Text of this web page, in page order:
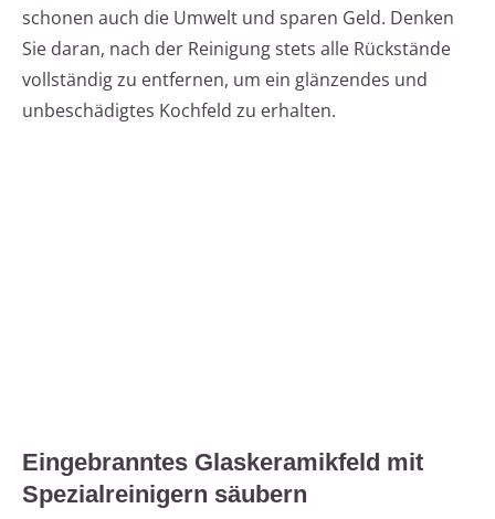
schonen auch die Umwelt und sparen Geld. Denken
Sie daran, nach der Reinigung stets alle Rückstände
vollständig zu entfernen, um ein glänzendes und
unbeschädigtes Kochfeld zu erhalten.
Eingebranntes Glaskeramikfeld mit
Spezialreinigern säubern